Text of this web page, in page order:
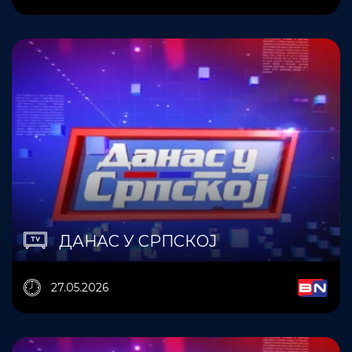
ДАНАС У СРПСКОЈ
27.05.2026